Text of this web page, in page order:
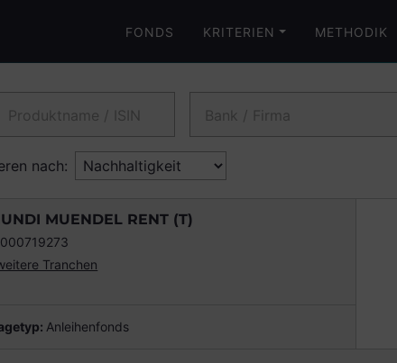
FONDS KRITERIEN METHODIK
Produktname / ISIN Bank / Firma
nach:
MUENDEL RENT (T)
Tranchen
: Anleihenfonds